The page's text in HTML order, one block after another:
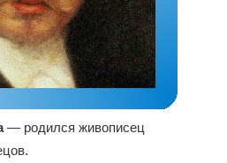
— родился живописец